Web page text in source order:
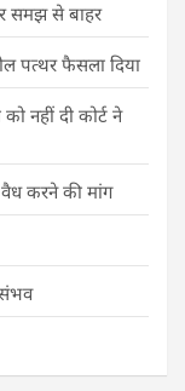
समझ से बाहर
पत्थर फैसला दिया
नहीं दी कोर्ट ने
करने की मांग